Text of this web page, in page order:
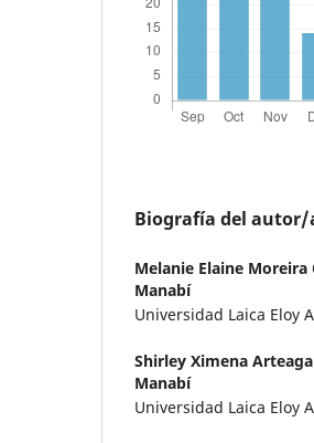
Biografía del autor/
Melanie Elaine Moreira
Manabí
Universidad Laica Eloy
Shirley Ximena
Manabí
Universidad Laica Eloy